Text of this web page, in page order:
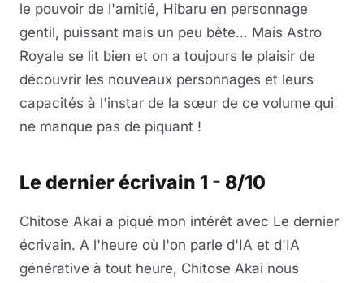
le pouvoir de l'amitié, Hibaru en personnage
gentil, puissant mais un peu bête… Mais Astro
Royale se lit bien et on a toujours le plaisir de
découvrir les nouveaux personnages et leurs
capacités à l'instar de la sœur de ce volume qui
ne manque pas de piquant !
Le dernier écrivain 1 - 8/10
Chitose Akai a piqué mon intérêt avec Le dernier
écrivain. A l'heure où l'on parle d'IA et d'IA
générative à tout heure, Chitose Akai nous